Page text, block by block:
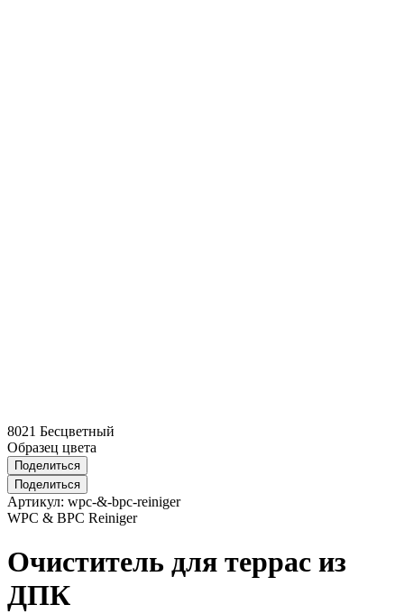
8021 Бесцветный
Образец цвета
Поделиться
Поделиться
Артикул: wpc-&-bpc-reiniger
WPC & BPC Reiniger
Очиститель для террас из
ДПК